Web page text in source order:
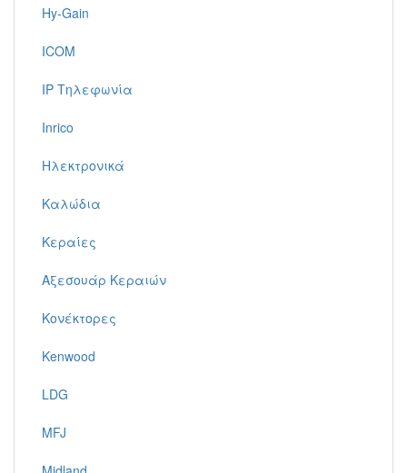
Hy-Gain
ICOM
IP Τηλεφωνία
Inrico
Ηλεκτρονικά
Καλώδια
Κεραίες
Αξεσουάρ Κεραιών
Κονέκτορες
Kenwood
LDG
MFJ